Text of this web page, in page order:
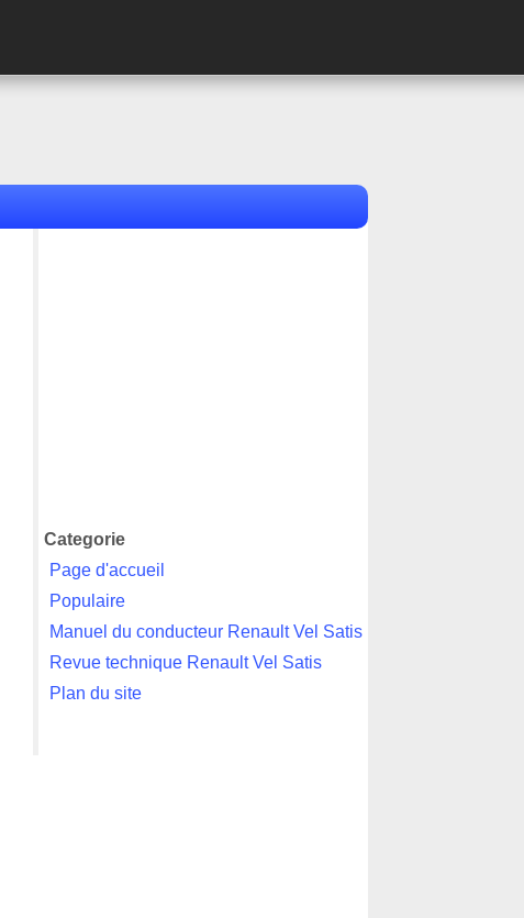
Categorie
Page d'accueil
Populaire
Manuel du conducteur Renault Vel Satis
Revue technique Renault Vel Satis
Plan du site